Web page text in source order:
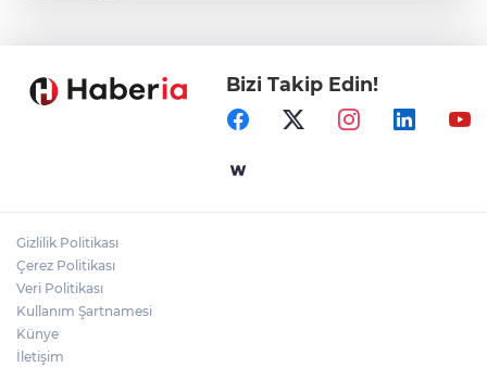
Samsun’da Alaçam'a yeni yaşam alanı
Yapay zekada onlarca uygulamanın
Bizi Takip Edin!
Gizlilik Politikası
Çerez Politikası
Veri Politikası
Kullanım Şartnamesi
Künye
İletişim